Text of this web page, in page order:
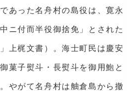
あった名舟村の島役は、寛永
ニ付而半役御捨免」とされた
上梶文書）。海士町民は慶安
菓子熨斗・長熨斗を御用鮑と
やがて名舟村は舳倉島から撤